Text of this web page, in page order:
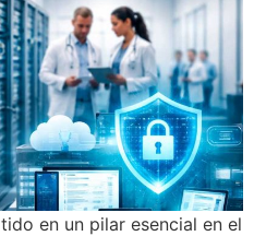
en un pilar esencial en el